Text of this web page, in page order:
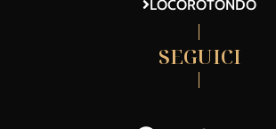
LOCOROTONDO
SEGUICI